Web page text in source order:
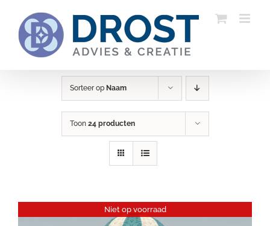
inhoud
Sorteer op Naam
Toon 24 producten
Niet op voorraad